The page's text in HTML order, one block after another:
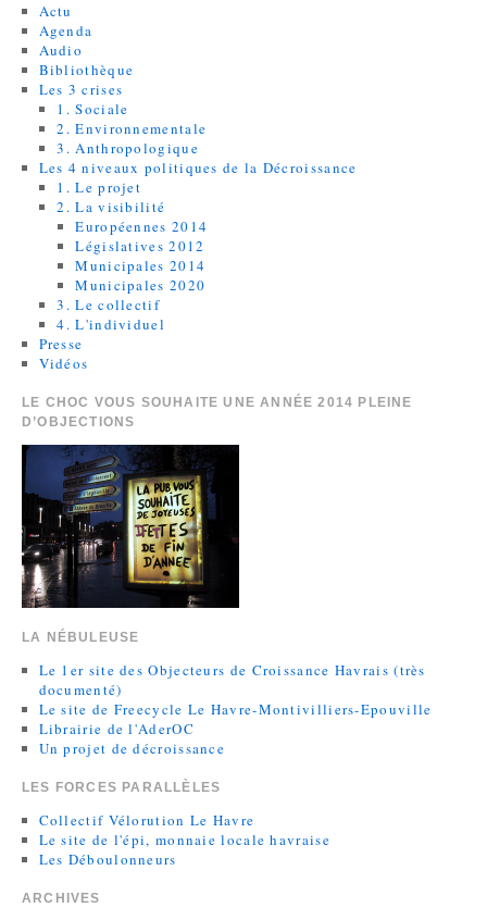
Actu
Agenda
Audio
Bibliothèque
Les 3 crises
1. Sociale
2. Environnementale
3. Anthropologique
Les 4 niveaux politiques de la Décroissance
1. Le projet
2. La visibilité
Européennes 2014
Législatives 2012
Municipales 2014
Municipales 2020
3. Le collectif
4. L'individuel
Presse
Vidéos
LE CHOC VOUS SOUHAITE UNE ANNÉE 2014 PLEINE
D’OBJECTIONS
LA NÉBULEUSE
Le 1er site des Objecteurs de Croissance Havrais (très
documenté)
Le site de Freecycle Le Havre-Montivilliers-Epouville
Librairie de l'AderOC
Un projet de décroissance
LES FORCES PARALLÈLES
Collectif Vélorution Le Havre
Le site de l'épi, monnaie locale havraise
Les Déboulonneurs
ARCHIVES